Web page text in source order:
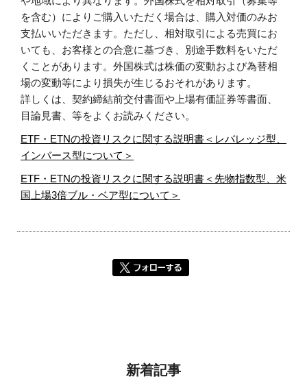
を含む）によりご購入いただく場合は、購入対価のみお
支払いいただきます。ただし、相対取引による売買にお
いても、お客様との合意に基づき、別途手数料をいただ
くことがあります。外国株式は株価の変動および為替相
場の変動等により損失が生じるおそれがあります。
詳しくは、契約締結前交付書面や上場有価証券等書面、
目論見書、等をよくお読みください。
ETF・ETNの投資リスクに関する説明書＜レバレッジ型、
インバース型について＞
ETF・ETNの投資リスクに関する説明書＜先物指数型、米
国上場3倍ブル・ベア型について＞
新着記事